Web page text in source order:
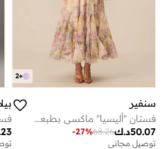
+
2
سنفير
فستان "أليسيا" ماكسي بطبعة الزهور وأكمام بكشكشة
د.ك50.07
68.26
-27%
توصيل مجاني